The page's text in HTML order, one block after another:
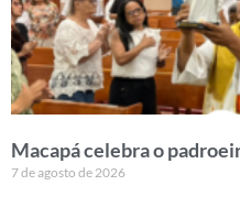
Macapá celebra o
7 de agosto de 2026